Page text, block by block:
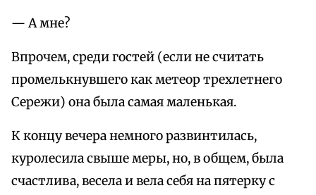
— А мне?
Впрочем, среди гостей (если не считать
промелькнувшего как метеор трехлетнего
Сережи) она была самая маленькая.
К концу вечера немного развинтилась,
куролесила свыше меры, но, в общем, была
счастлива, весела и вела себя на пятерку с